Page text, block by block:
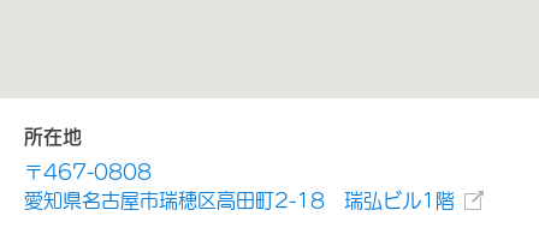
所在地
〒467-0808
愛知県名古屋市瑞穂区高田町2-18 瑞弘ビル1階